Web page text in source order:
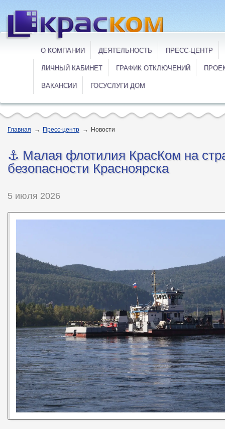
О КОМПАНИИ ДЕЯТЕЛЬНОСТЬ ПРЕСС-ЦЕНТР
ЛИЧНЫЙ КАБИНЕТ ГРАФИК ОТКЛЮЧЕНИЙ
ВАКАНСИИ ГОСУСЛУГИ ДОМ
Главная → Пресс-центр → Новости
⚓️ Малая флотилия КрасКом на
безопасности Красноярска
5 июля 2026